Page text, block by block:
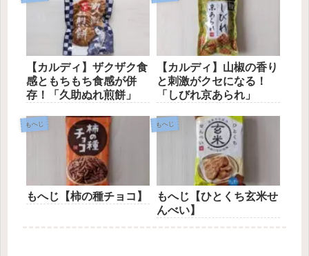
【カルディ】ザクザク食
感ともちもち食感が併
存！「久助ぬれ煎餅」
【カルディ】山椒の香り
と刺激がクセになる！
「しびれ京あられ」
もへじ
もへじ【柿の種チョコ】
もへじ
もへじ【ひとくち玄米せ
んべい】